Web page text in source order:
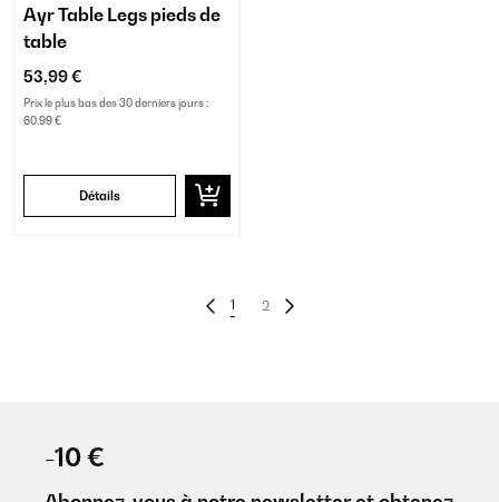
Ayr Table Legs pieds de
table
53,99 €
Prix le plus bas des 30 derniers jours :
60,99 €
Détails
1 2
-10 €